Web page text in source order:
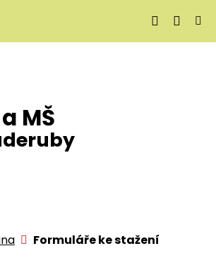
+420 571
MŠ
Formuláře ke stažení